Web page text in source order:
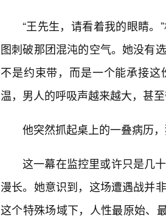
“王先生，请看着我的眼睛
图刺破那团混沌的空气。她没有
不是约束带，而是一个能承接
温，男人的呼吸声越来越大，甚至
他突然抓起桌上的一叠病历
这一幕在监控里或许只是几
漫长。她意识到，这场遭遇战并
这个特殊场域下，人性最原始、